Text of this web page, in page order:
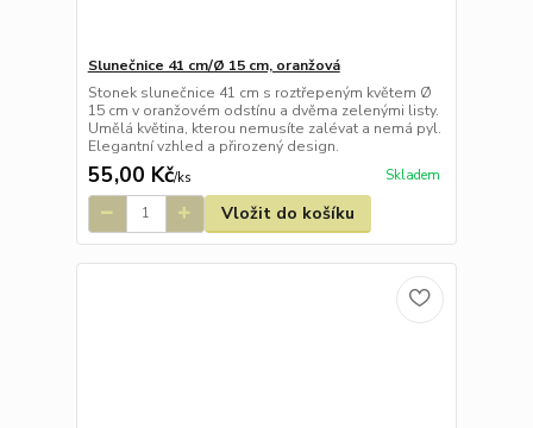
Slunečnice 41 cm/Ø 15 cm, oranžová
Stonek slunečnice 41 cm s roztřepeným květem Ø
15 cm v oranžovém odstínu a dvěma zelenými listy.
Umělá květina, kterou nemusíte zalévat a nemá pyl.
Elegantní vzhled a přirozený design.
55,00 Kč/ks Skladem
Vložit do košíku